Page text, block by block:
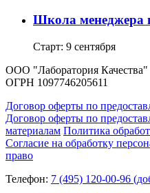
Школа менеджера
Старт: 9 сентября
ООО "Лаборатория Качества"
ОГРН 1097746205611
Договор оферты по
Договор оферты по
материалам Политика
Согласие на обработку
право
Телефон: 7 (495) 120-00-96